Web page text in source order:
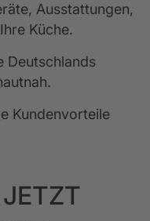
Ausstattungen,
Küche.
Deutschlands
Kundenvorteile